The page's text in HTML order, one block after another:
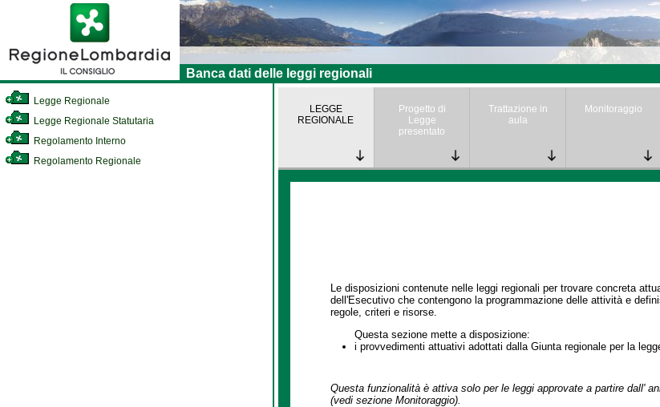
Banca dati delle leggi regionali
Legge Regionale
Legge Regionale Statutaria
Regolamento Interno
Regolamento Regionale
LEGGE
REGIONALE
Progetto di
Legge
presentato
Trattazione in
aula
Monitoraggio
Le disposizioni contenute nelle leggi regionali per trovare concreta
dell'Esecutivo che contengono la programmazione delle attività e
regole, criteri e risorse.
Questa sezione mette a disposizione:
i provvedimenti attuativi adottati dalla Giunta regionale per la
Questa funzionalità è attiva solo per le leggi approvate a partire dall'
(vedi sezione Monitoraggio).